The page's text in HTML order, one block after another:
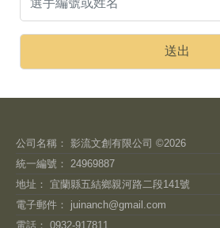
公司名稱： 影流文創有限公司 ©2026
統一編號： 24969887
地址： 宜蘭縣五結鄉親河路二段141號
電子郵件： juinanch@gmail.com
電話： 0932-917811